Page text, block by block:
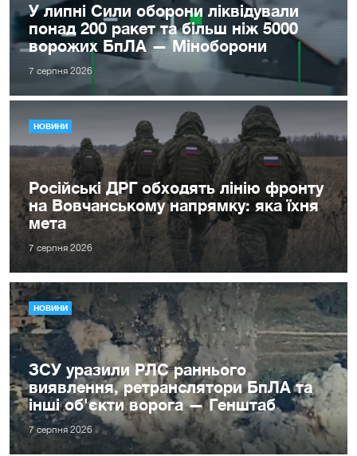
У липні Сили оборони ліквідували
понад 200 ракет та більш ніж 5000
ворожих БпЛА — Міноборони
7 серпня 2026
НОВИНИ
Російські ДРГ обходять лінію фронту
на Вовчанському напрямку: яка їхня
мета
7 серпня 2026
НОВИНИ
ЗСУ уразили РЛС раннього
виявлення, ретранслятори БпЛА та
інші об'єкти ворога — Генштаб
7 серпня 2026